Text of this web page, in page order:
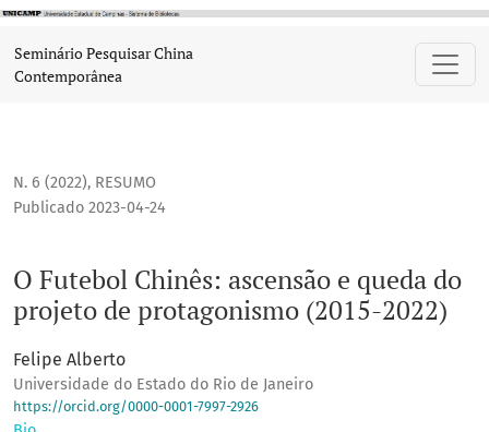
O Futebol Chinês: ascensão e queda do projeto de
Seminário Pesquisar China
Contemporânea
N. 6 (2022), RESUMO
O Futebol Chinês: ascensão e queda do
projeto de protagonismo (2015-2022)
Publicado 2023-04-24
Felipe Alberto
Universidade do Estado do Rio de Janeiro
https://orcid.org/0000-0001-7997-2926